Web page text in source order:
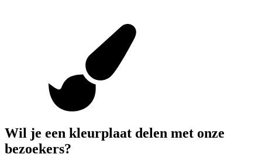
Wil je een kleurplaat delen met onze
bezoekers?